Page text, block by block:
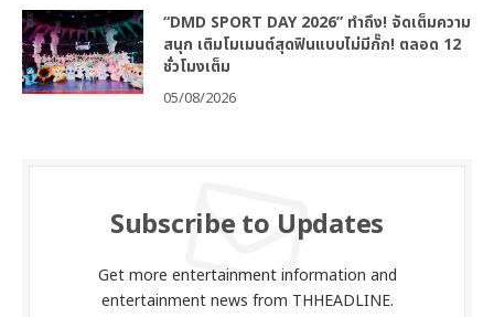
“DMD SPORT DAY 2026” ทำถึง! จัดเต็มความ
สนุก เติมโมเมนต์สุดฟินแบบไม่มีกั๊ก! ตลอด 12
ชั่วโมงเต็ม
05/08/2026
Subscribe to Updates
Get more entertainment information and
entertainment news from THHEADLINE.